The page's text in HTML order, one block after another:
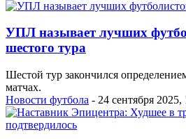
УПЛ называет лучших
шестого тура
Шестой тур закончился
матчах.
Новости футбола - 24 сентября 2025,